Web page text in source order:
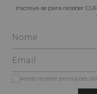
Inscreva-se para receber
Aceito receber promoções